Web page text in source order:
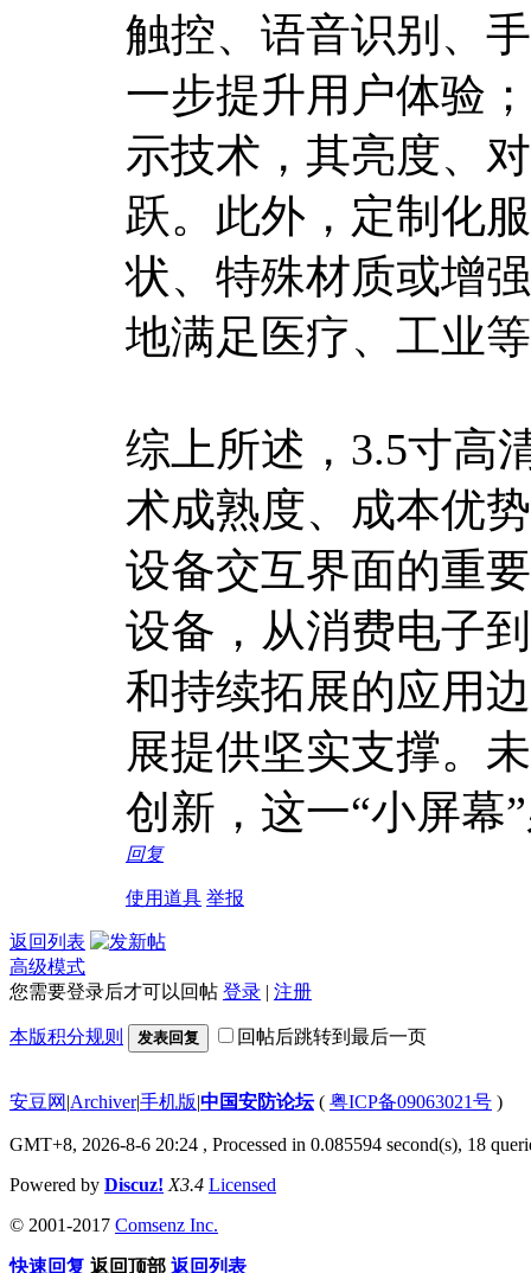
触控、语音识别、
一步提升用户体验
示技术，其亮度、
跃。此外，定制化
状、特殊材质或增
地满足医疗、工业
综上所述，3.5寸高
术成熟度、成本优
设备交互界面的重
设备，从消费电子
和持续拓展的应用
展提供坚实支撑。
创新，这一“小屏幕
回复
使用道具 举报
返回列表
高级模式
您需要登录后才可以回帖 登录 | 注册
本版积分规则 发表回复 回帖后跳转到最后一页
安豆网 |Archiver|手机版|中国安防论坛( 粤ICP备09063021号 )
GMT+8, 2026-8-6 20:24 , Processed in 0.085594 second(s), 18
Powered by Discuz! X3.4 Licensed
© 2001-2017 Comsenz Inc.
快速回复 返回顶部 返回列表